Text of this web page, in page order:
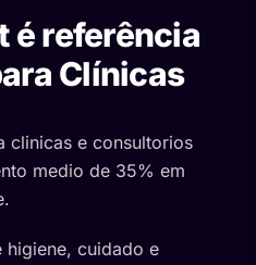
é referência
Clínicas
clinicas e consultorios
medio de 35% em
higiene, cuidado e